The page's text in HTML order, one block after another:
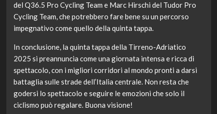
del Q36.5 Pro Cycling Team e Marc Hirschi del Tudor Pro
Cycling Team, che potrebbero fare bene su un percorso
impegnativo come quello della quinta tappa.
In conclusione, la quinta tappa della Tirreno-Adriatico
2025 si preannuncia come una giornata intensa e ricca di
spettacolo, con i migliori corridori al mondo pronti a darsi
battaglia sulle strade dell’Italia centrale. Non resta che
godersi lo spettacolo e seguire le emozioni che solo il
ciclismo può regalare. Buona visione!